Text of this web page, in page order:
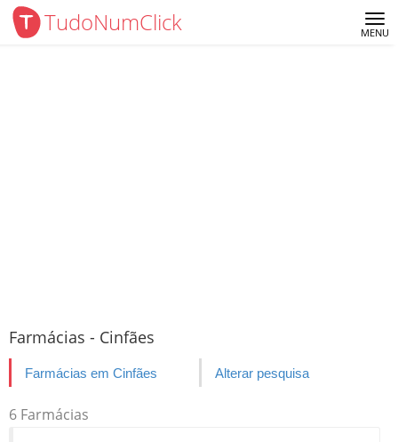
TudoNumClick MENU
Farmácias - Cinfães
Farmácias em Cinfães Alterar pesquisa
6 Farmácias